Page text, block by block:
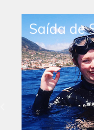
Saída de